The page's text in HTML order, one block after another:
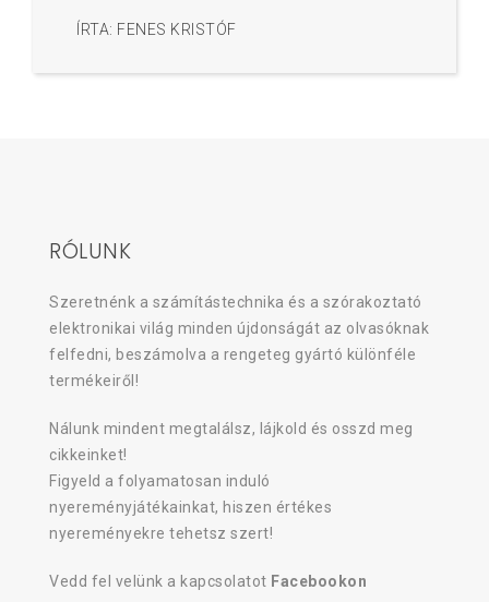
ÍRTA: FENES KRISTÓF
RÓLUNK
Szeretnénk a számítástechnika és a szórakoztató
elektronikai világ minden újdonságát az olvasóknak
felfedni, beszámolva a rengeteg gyártó különféle
termékeiről!
Nálunk mindent megtalálsz, lájkold és osszd meg
cikkeinket!
Figyeld a folyamatosan induló
nyereményjátékainkat, hiszen értékes
nyereményekre tehetsz szert!
Vedd fel velünk a kapcsolatot Facebookon